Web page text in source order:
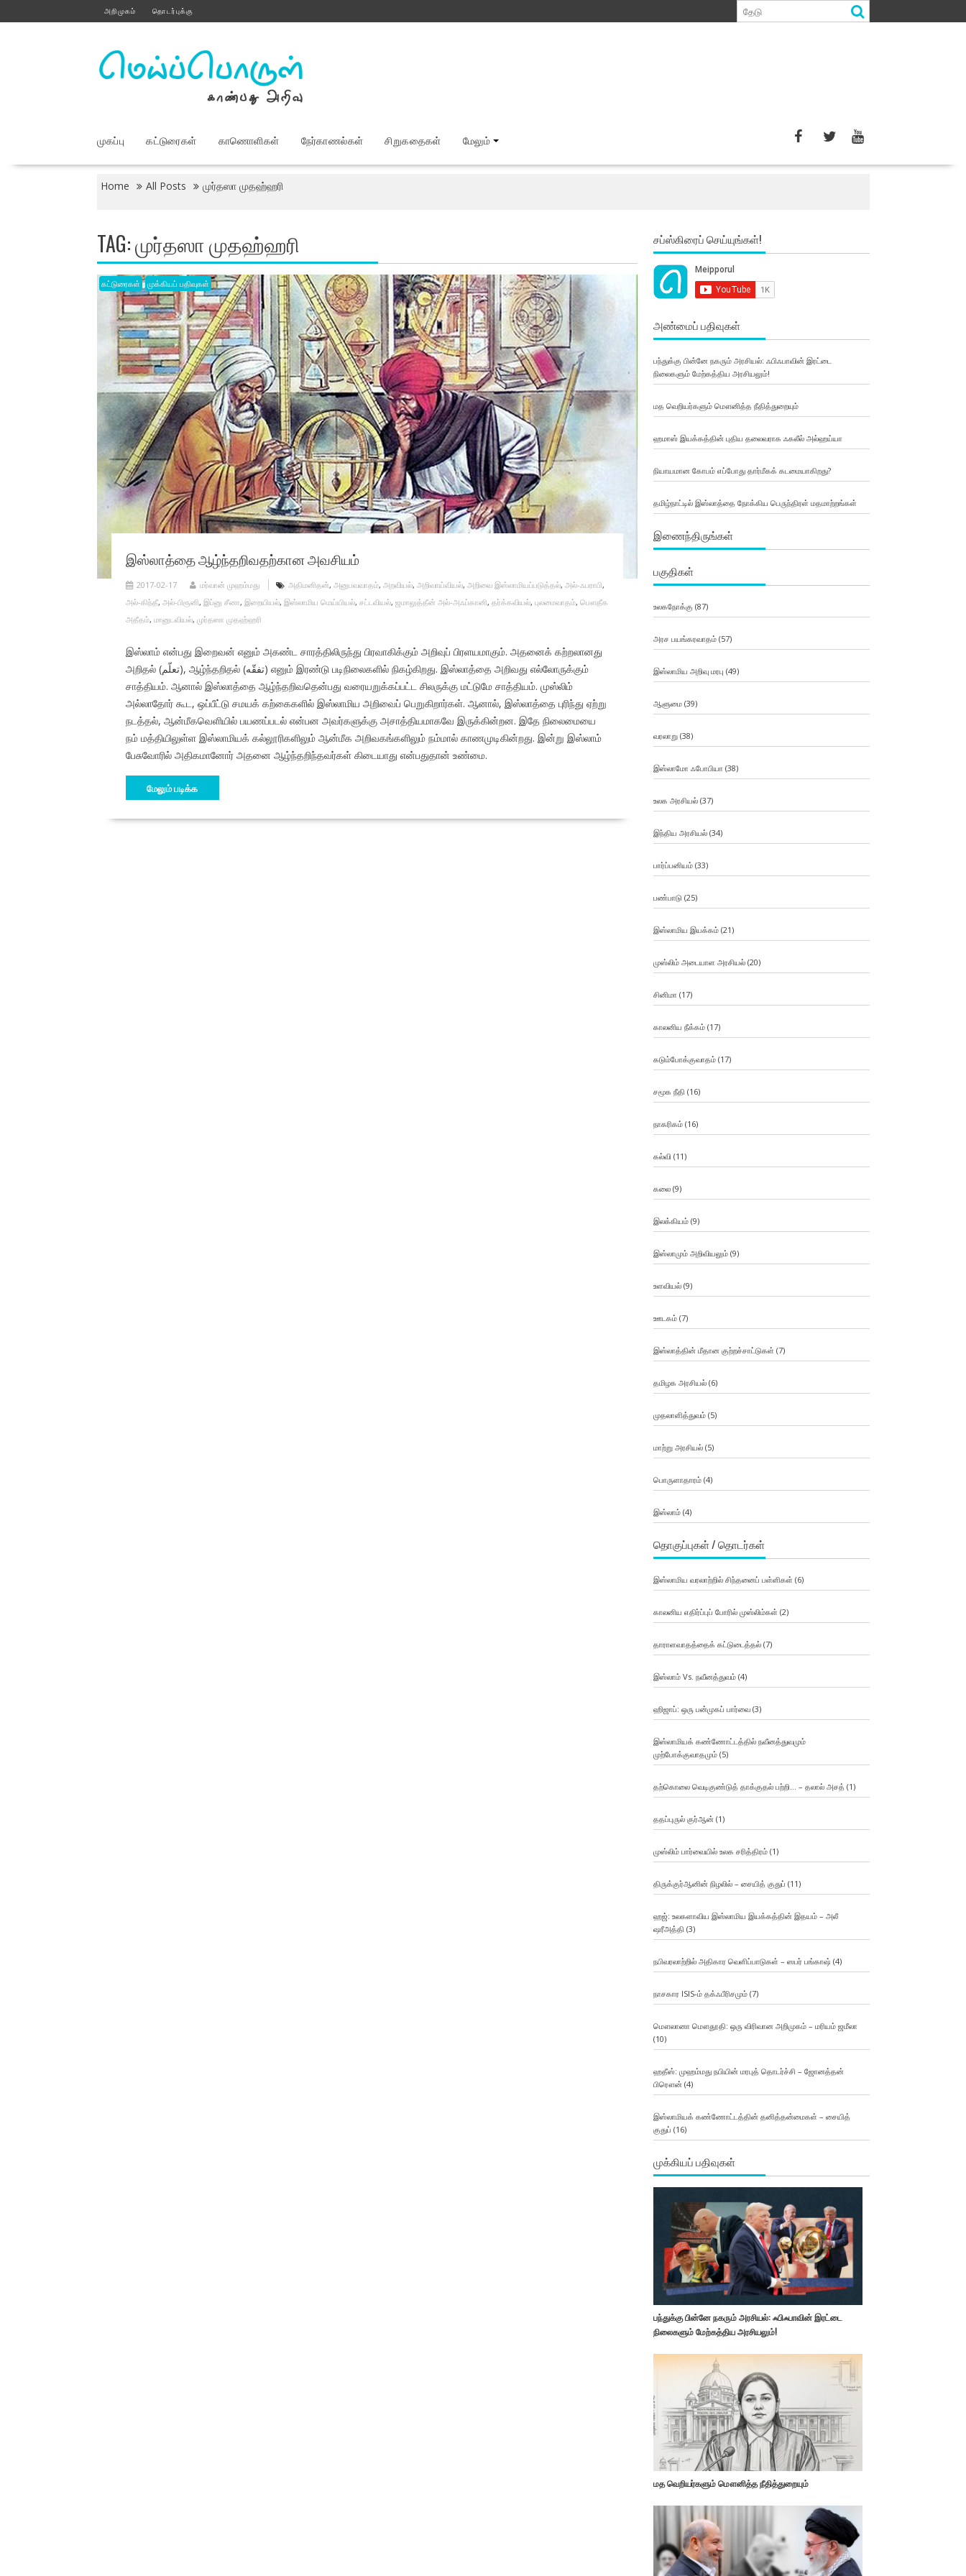
to
அறிமுகம் தொடர்புக்கு
முகப்பு கட்டுரைகள் காணொளிகள் நேர்காணல்கள் சிறுகதைகள் மேலும்
Home All Posts முர்தஸா முதஹ்ஹரி
TAG:முர்தஸா முதஹ்ஹரி
கட்டுரைகள் முக்கியப் பதிவுகள்
இஸ்லாத்தை ஆழ்ந்தறிவதற்கான அவசியம்
2017-02-17 மர்வான் முஹம்மது அதிமனிதன், அனுபவவாதம், அறவியல், அறிவாய்வியல், அறிவை இஸ்லாமியப்படுத்தல், அல்-ஃபராபி,
அல்-கிந்தீ, அல்-பிரூனி, இப்னு சீனா, இறையியல், இஸ்லாமிய மெய்யியல், சட்டவியல், ஜமாலுத்தீன் அல்-அஃப்கானி, தர்க்கவியல், புலமைவாதம், பௌதீக
அதீதம், மானுடவியல், முர்தஸா முதஹ்ஹரி
இஸ்லாம் என்பது இறைவன் எனும் அகண்ட சாரத்திலிருந்து பிரவாகிக்கும் அறிவுப் பிரளயமாகும். அதனைக் கற்றலானது
அறிதல் (تعلّم), ஆழ்ந்தறிதல் (تفقّه) எனும் இரண்டு படிநிலைகளில் நிகழ்கிறது. இஸ்லாத்தை அறிவது எல்லோருக்கும்
சாத்தியம். ஆனால் இஸ்லாத்தை ஆழ்ந்தறிவதென்பது வரையறுக்கப்பட்ட சிலருக்கு மட்டுமே சாத்தியம். முஸ்லிம்
அல்லாதோர் கூட, ஒப்பீட்டு சமயக் கற்கைகளில் இஸ்லாமிய அறிவைப் பெறுகிறார்கள். ஆனால், இஸ்லாத்தை புரிந்து ஏற்று
நடத்தல், ஆன்மீகவெளியில் பயணப்படல் என்பன அவர்களுக்கு அசாத்தியமாகவே இருக்கின்றன. இதே நிலைமையை
நம் மத்தியிலுள்ள இஸ்லாமியக் கல்லூரிகளிலும் ஆன்மீக அறிவகங்களிலும் நம்மால் காணமுடிகின்றது. இன்று இஸ்லாம்
பேசுவோரில் அதிகமானோர் அதனை ஆழ்ந்தறிந்தவர்கள் கிடையாது என்பதுதான் உண்மை.
மேலும் படிக்க
சப்ஸ்கிரைப் செய்யுங்கள்!
அண்மைப் பதிவுகள்
பந்துக்கு பின்னே நகரும் அரசியல்: ஃபிஃபாவின் இரட்டை
நிலைகளும் மேற்கத்திய அரசியலும்!
மத வெறியர்களும் மௌனித்த நீதித்துறையும்
ஹமாஸ் இயக்கத்தின் புதிய தலைவராக ஃகலீல் அல்ஹய்யா
நியாயமான கோபம் எப்போது தார்மீகக் கடமையாகிறது?
தமிழ்நாட்டில் இஸ்லாத்தை நோக்கிய பெருந்திரள் மதமாற்றங்கள்
இணைந்திருங்கள்
பகுதிகள்
உலகநோக்கு (87)
அரச பயங்கரவாதம்(57)
இஸ்லாமிய அறிவு மரபு (49)
ஆளுமை(39)
வரலாறு(38)
இஸ்லாமோ ஃபோபியா (38)
உலக அரசியல்(37)
இந்திய அரசியல்(34)
பார்ப்பனியம்(33)
பண்பாடு(25)
இஸ்லாமிய இயக்கம்(21)
முஸ்லிம் அடையாள அரசியல்(20)
சினிமா (17)
காலனிய நீக்கம்(17)
கடும்போக்குவாதம்(17)
சமூக நீதி (16)
நாகரிகம்(16)
கல்வி (11)
கலை(9)
இலக்கியம்(9)
இஸ்லாமும் அறிவியலும்(9)
உளவியல்(9)
ஊடகம்(7)
இஸ்லாத்தின் மீதான குற்றச்சாட்டுகள் (7)
தமிழக அரசியல்(6)
முதலாளித்துவம்(5)
மாற்று அரசியல்(5)
பொருளாதாரம்(4)
இஸ்லாம்(4)
தொகுப்புகள் / தொடர்கள்
இஸ்லாமிய வரலாற்றில் சிந்தனைப் பள்ளிகள் (6)
காலனிய எதிர்ப்புப் போரில் முஸ்லிம்கள் (2)
தாராளவாதத்தைக் கட்டுடைத்தல்(7)
இஸ்லாம் Vs. நவீனத்துவம்(4)
ஹிஜாப்: ஒரு பன்முகப் பார்வை(3)
இஸ்லாமியக் கண்ணோட்டத்தில் நவீனத்துவமும்
முற்போக்குவாதமும்(5)
தற்கொலை வெடிகுண்டுத் தாக்குதல் பற்றி… – தலால் அசத் (1)
ததப்புருல் குர்ஆன் (1)
முஸ்லிம் பார்வையில் உலக சரித்திரம்(1)
திருக்குர்ஆனின் நிழலில் – சையித் குதுப் (11)
ஹஜ்: உலகளாவிய இஸ்லாமிய இயக்கத்தின் இதயம் – அலீ
ஷரீஅத்தி (3)
நபிவரலாற்றில் அதிகார வெளிப்பாடுகள் – ஸபர் பங்காஷ் (4)
நாசகார ISIS-ம் தக்ஃபீரிசமும்(7)
மௌலானா மௌதூதி: ஒரு விரிவான அறிமுகம் – மரியம் ஜமீலா
(10)
ஹதீஸ்: முஹம்மது நபியின் மரபுத் தொடர்ச்சி – ஜோனத்தன்
பிரௌன் (4)
இஸ்லாமியக் கண்ணோட்டத்தின் தனித்தன்மைகள் – சையித்
குதுப் (16)
முக்கியப் பதிவுகள்
பந்துக்கு பின்னே நகரும் அரசியல்: ஃபிஃபாவின் இரட்டை
நிலைகளும் மேற்கத்திய அரசியலும்!
மத வெறியர்களும் மௌனித்த நீதித்துறையும்